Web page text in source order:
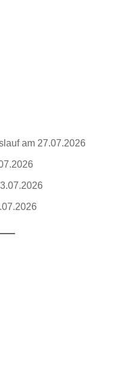
am 27.07.2026